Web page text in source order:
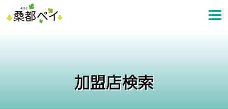
ン
加盟店検索